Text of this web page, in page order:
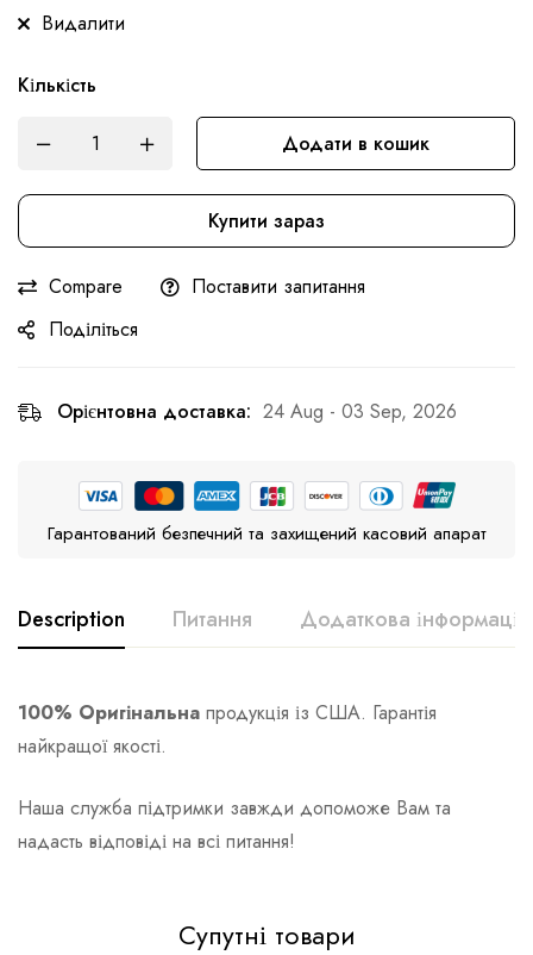
Видалити
Кількість
Додати в кошик
Купити зараз
Compare
Поставити запитання
Поділіться
Орієнтовна доставка: 24 Aug - 03 Sep, 2026
Гарантований безпечний та захищений касовий апарат
Description Питання Додаткова інформація
100% Оригінальна продукція із США. Гарантія
найкращої якості.
Наша служба підтримки завжди допоможе Вам та
надасть відповіді на всі питання!
Супутні товари